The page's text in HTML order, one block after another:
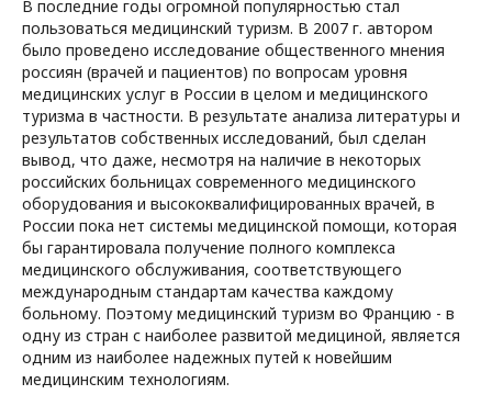
В последние годы огромной популярностью стал
пользоваться медицинский туризм. В 2007 г. автором
было проведено исследование общественного мнения
россиян (врачей и пациентов) по вопросам уровня
медицинских услуг в России в целом и медицинского
туризма в частности. В результате анализа литературы и
результатов собственных исследований, был сделан
вывод, что даже, несмотря на наличие в некоторых
российских больницах современного медицинского
оборудования и высококвалифицированных врачей, в
России пока нет системы медицинской помощи, которая
бы гарантировала получение полного комплекса
медицинского обслуживания, соответствующего
международным стандартам качества каждому
больному. Поэтому медицинский туризм во Францию - в
одну из стран с наиболее развитой медициной, является
одним из наиболее надежных путей к новейшим
медицинским технологиям.